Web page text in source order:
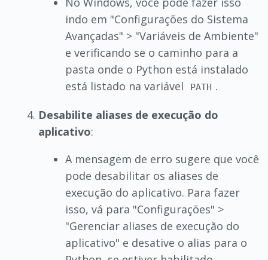
indo em "Configurações do Sistema
Avançadas" > "Variáveis de Ambiente"
e verificando se o caminho para a
pasta onde o Python está instalado
está listado na variável
PATH .
Desabilite aliases de execução do
aplicativo:
A mensagem de erro sugere que você
pode desabilitar os aliases de
execução do aplicativo. Para fazer
isso, vá para "Configurações" >
"Gerenciar aliases de execução do
aplicativo" e desative o alias para o